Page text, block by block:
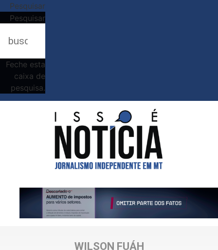
Pesquisar
Pesquisar
Feche esta
caixa de
pesquisa.
WILSON FUÁH